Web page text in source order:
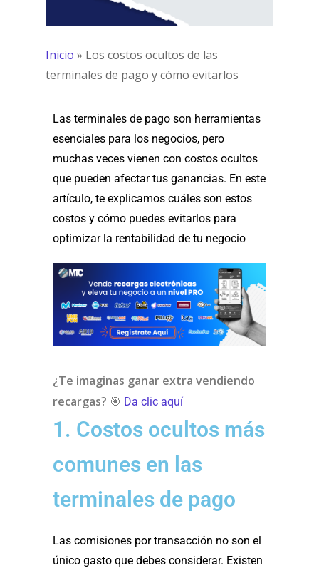
Inicio » Los costos ocultos de las
terminales de pago y cómo evitarlos
Las terminales de pago son herramientas
esenciales para los negocios, pero
muchas veces vienen con costos ocultos
que pueden afectar tus ganancias. En este
artículo, te explicamos cuáles son estos
costos y cómo puedes evitarlos para
optimizar la rentabilidad de tu negocio
¿Te imaginas ganar extra vendiendo
recargas? 🎯 Da clic aquí
1. Costos ocultos más
comunes en las
terminales de pago
Las comisiones por transacción no son el
único gasto que debes considerar. Existen